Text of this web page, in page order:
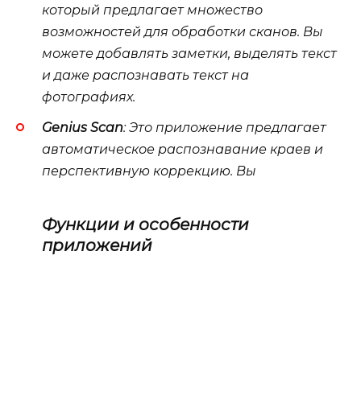
который предлагает множество
возможностей для обработки сканов. Вы
можете добавлять заметки, выделять текст
и даже распознавать текст на
фотографиях.
Genius Scan: Это приложение предлагает
автоматическое распознавание краев и
перспективную коррекцию. Вы
Функции и особенности
приложений